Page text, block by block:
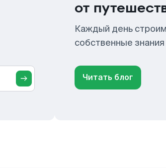
от
Каждый день
собственные
Читать блог